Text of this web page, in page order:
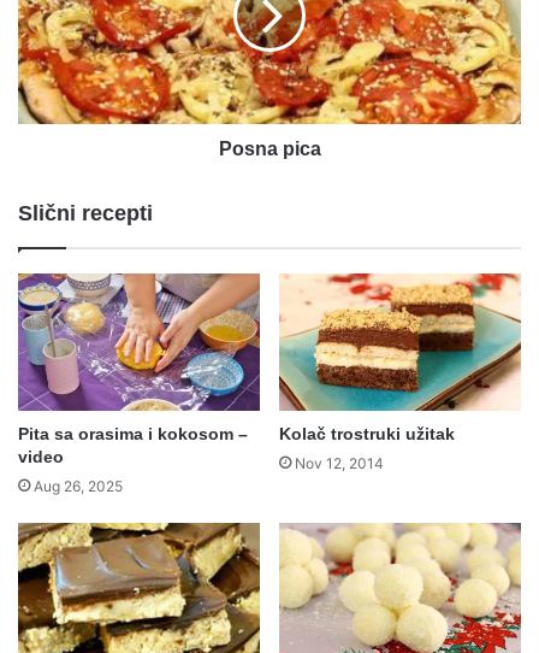
Posna pica
Slični recepti
Pita sa orasima i kokosom –
video
Aug 26, 2025
Kolač trostruki užitak
Nov 12, 2014